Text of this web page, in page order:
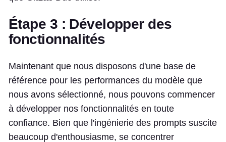
Étape 3 : Développer des
fonctionnalités
Maintenant que nous disposons d'une base de
référence pour les performances du modèle que
nous avons sélectionné, nous pouvons commencer
à développer nos fonctionnalités en toute
confiance. Bien que l'ingénierie des prompts suscite
beaucoup d'enthousiasme, se concentrer